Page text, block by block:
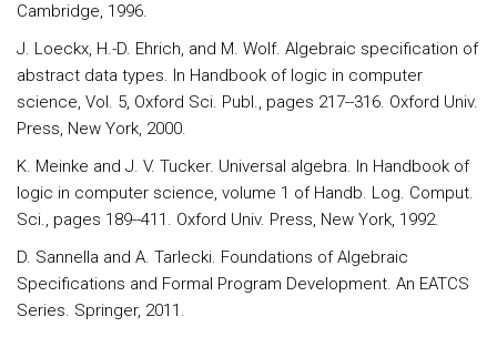
Cambridge, 1996.
J. Loeckx, H.-D. Ehrich, and M. Wolf. Algebraic specification of
abstract data types. In Handbook of logic in computer
science, Vol. 5, Oxford Sci. Publ., pages 217--316. Oxford Univ.
Press, New York, 2000.
K. Meinke and J. V. Tucker. Universal algebra. In Handbook of
logic in computer science, volume 1 of Handb. Log. Comput.
Sci., pages 189--411. Oxford Univ. Press, New York, 1992.
D. Sannella and A. Tarlecki. Foundations of Algebraic
Specifications and Formal Program Development. An EATCS
Series. Springer, 2011.